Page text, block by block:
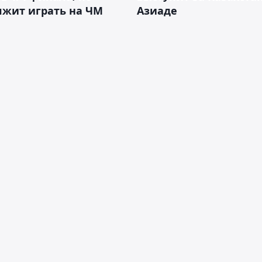
играть на ЧМ
Азиаде